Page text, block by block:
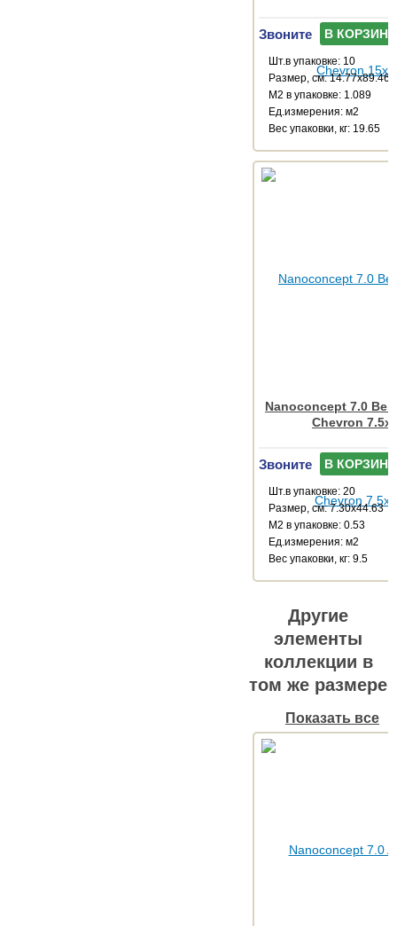
Звоните В КОРЗИНУ
Шт.в упаковке: 10
Размер, см: 14.77x89.46
М2 в упаковке: 1.089
Ед.измерения: м2
Веc упаковки, кг: 19.65
Nanoconcept 7.0
Chevron
Звоните В КОРЗИНУ
Шт.в упаковке: 20
Размер, см: 7.30x44.63
М2 в упаковке: 0.53
Ед.измерения: м2
Веc упаковки, кг: 9.5
Другие
элементы
коллекции в
том же размере
Показать все